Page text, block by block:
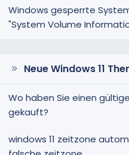
Windows gesperrte
"System Volume
Neue Windows 11
Wo haben Sie einen
gekauft?
windows 11 zeitzone